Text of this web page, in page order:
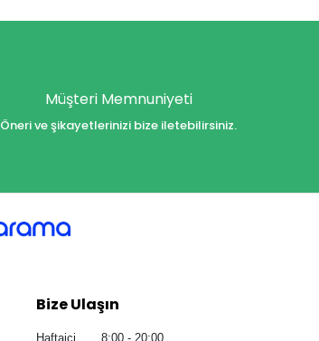
Müşteri Memnuniyeti
Öneri ve şikayetlerinizi bize iletebilirsiniz.
Bize Ulaşın
Haftaiçi 8:00 - 20:00